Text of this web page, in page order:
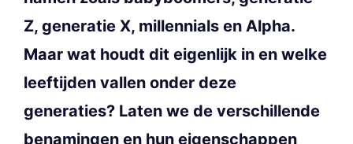
Z, generatie X, millennials en Alpha.
Maar wat houdt dit eigenlijk in en welke
leeftijden vallen onder deze
generaties? Laten we de verschillende
benamingen en hun eigenschappen